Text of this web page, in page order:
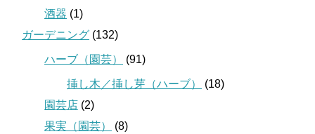
酒器 (1)
ガーデニング (132)
ハーブ（園芸） (91)
挿し木／挿し芽（ハーブ）
(18)
園芸店 (2)
果実（園芸）
(8)